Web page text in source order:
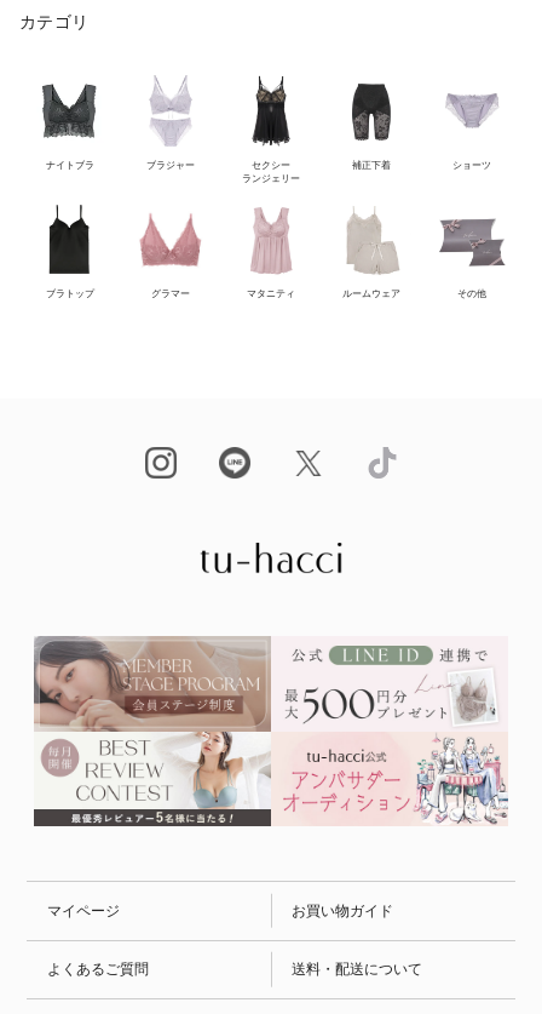
カテゴリ
ナイトブラ ブラジャー
セクシー
ランジェリー
補正下着 ショーツ
ブラトップ グラマー マタニティ ルームウェア その他
マイページ お買い物ガイド
よくあるご質問 送料・配送について